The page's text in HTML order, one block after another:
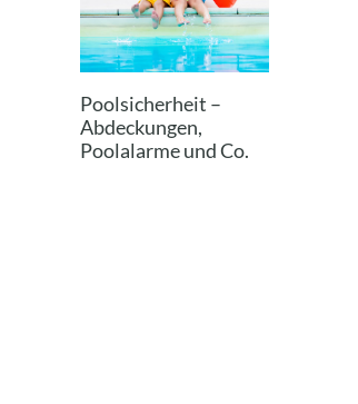
Poolsicherheit –
Abdeckungen,
Poolalarme und Co.